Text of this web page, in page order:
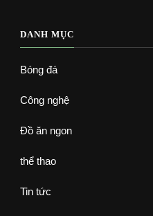
DANH MỤC
Bóng đá
Công nghệ
Đồ ăn ngon
thể thao
Tin tức